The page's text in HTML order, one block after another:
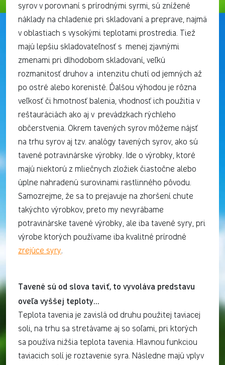
syrov v porovnaní s prírodnými syrmi, sú znížené
náklady na chladenie pri skladovaní a preprave, najmä
v oblastiach s vysokými teplotami prostredia. Tiež
majú lepšiu skladovateľnosť s menej zjavnými
zmenami pri dlhodobom skladovaní, veľkú
rozmanitosť druhov a intenzitu chutí od jemných až
po ostré alebo korenisté. Ďalšou výhodou je rôzna
veľkosť či hmotnosť balenia, vhodnosť ich použitia v
reštauráciách ako aj v prevádzkach rýchleho
občerstvenia. Okrem tavených syrov môžeme nájsť
na trhu syrov aj tzv. analógy tavených syrov, ako sú
tavené potravinárske výrobky. Ide o výrobky, ktoré
majú niektorú z mliečnych zložiek čiastočne alebo
úplne nahradenú surovinami rastlinného pôvodu.
Samozrejme, že sa to prejavuje na zhoršení chute
takýchto výrobkov, preto my nevyrábame
potravinárske tavené výrobky, ale iba tavené syry, pri
výrobe ktorých používame iba kvalitné prírodné
zrejúce syry.
Tavené sú od slova taviť, to vyvoláva predstavu
oveľa vyššej teploty…
Teplota tavenia je zavislá od druhu použitej taviacej
soli, na trhu sa stretávame aj so soľami, pri ktorých
sa používa nižšia teplota tavenia. Hlavnou funkciou
taviacich solí je roztavenie syra. Následne majú vplyv